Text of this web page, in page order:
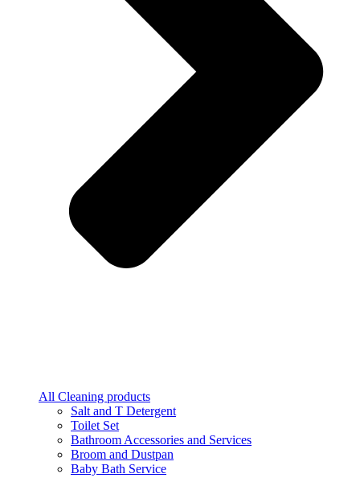
All Cleaning products
Salt and T Detergent
Toilet Set
Bathroom Accessories and Services
Broom and Dustpan
Baby Bath Service